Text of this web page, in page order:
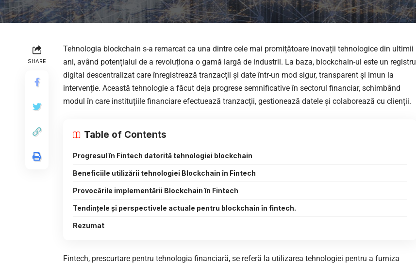
SHARE
Tehnologia blockchain s-a remarcat ca una dintre cele mai promițătoare inovații tehnologice din ultimii
ani, având potențialul de a revoluționa o gamă largă de industrii. La baza, blockchain-ul este un registru
digital descentralizat care înregistrează tranzacții și date într-un mod sigur, transparent și imun la
intervenție. Această tehnologie a făcut deja progrese semnificative în sectorul financiar, schimbând
modul în care instituțiile financiare efectuează tranzacții, gestionează datele și colaborează cu clienții.
Table of Contents
Progresul în Fintech datorită tehnologiei blockchain
Beneficiile utilizării tehnologiei Blockchain în Fintech
Provocările implementării Blockchain în Fintech
Tendințele și perspectivele actuale pentru blockchain în fintech.
Rezumat
Fintech, prescurtare pentru tehnologia financiară, se referă la utilizarea tehnologiei pentru a furniza